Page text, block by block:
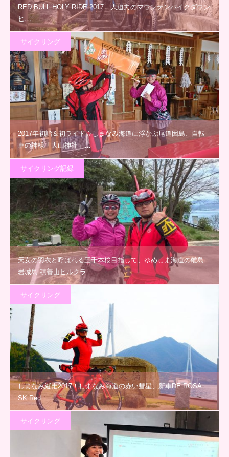
RED BULL HOLY RIDE 2017 大迫力のマウンテンバイクダウン
ヒ…
サイクリング
2017年初詣＆初ライド☆しまなみ海道に浮かぶ尾道因島、自転
車の神様「大山神社」…
サイクリング記録
天女の羽衣と呼ばれる三千本桜目指して、ゆめしま海道の離島
岩城島 積善山ヒルクラ…
サイクリング
しまなみ縦走2017！しまなみ海道の赤い彗星、新車DE ROSA
SK Red …
サイクリング